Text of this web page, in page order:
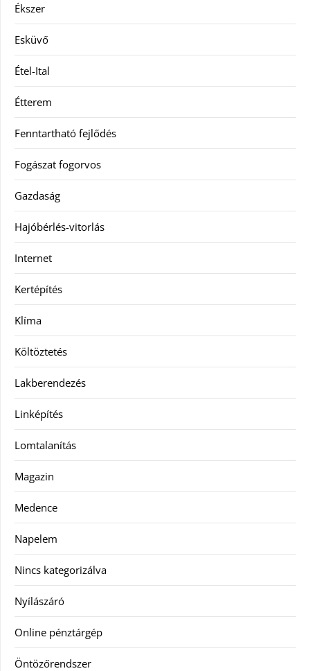
Ékszer
Esküvő
Étel-Ital
Étterem
Fenntartható fejlődés
Fogászat fogorvos
Gazdaság
Hajóbérlés-vitorlás
Internet
Kertépítés
Klíma
Költöztetés
Lakberendezés
Linképítés
Lomtalanítás
Magazin
Medence
Napelem
Nincs kategorizálva
Nyílászáró
Online pénztárgép
Öntözőrendszer